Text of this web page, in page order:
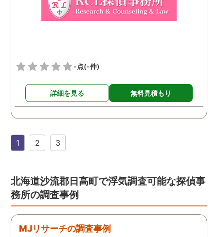
-点(-件)
詳細を見る 無料見積もり
1 2 3
北海道沙流郡日高町で浮気調査可能な探偵事
務所の調査事例
MJリサーチの調査事例